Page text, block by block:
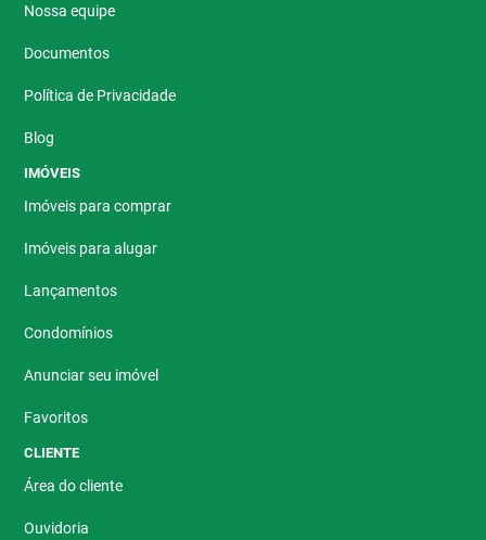
Nossa equipe
Documentos
Política de Privacidade
Blog
IMÓVEIS
Imóveis para comprar
Imóveis para alugar
Lançamentos
Condomínios
Anunciar seu imóvel
Favoritos
CLIENTE
Área do cliente
Ouvidoria